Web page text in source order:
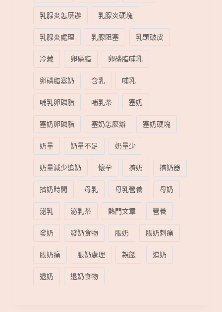
乳腺炎怎麼辦
乳腺炎硬塊
乳腺炎處理
乳腺阻塞
乳頭破皮
冷藏
卵磷脂
卵磷脂哺乳
卵磷脂塞奶
含乳
哺乳
哺乳卵磷脂
哺乳茶
塞奶
塞奶卵磷脂
塞奶怎麼辦
塞奶硬塊
奶量
奶量不足
奶量少
奶量減少追奶
懷孕 擠奶
擠奶器
擠奶時間
母乳 母乳營養
母奶
泌乳
泌乳茶 熱門文章
營養
發奶
發奶食物 脹奶
脹奶刺痛
脹奶痛
脹奶處理 親餵
追奶
退奶
退奶食物